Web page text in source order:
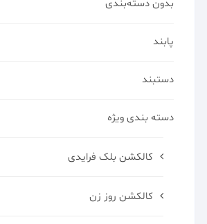
بدون دسته‌بندی
پابند
دستبند
دسته بندی ویژه
کالکشن بلک فرایدی
کالکشن روز زن